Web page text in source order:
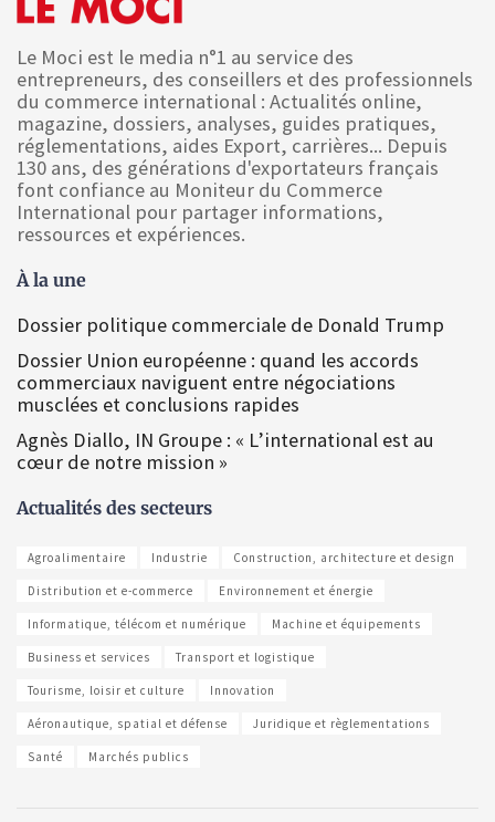
Le Moci est le media n°1 au service des
entrepreneurs, des conseillers et des professionnels
du commerce international : Actualités online,
magazine, dossiers, analyses, guides pratiques,
réglementations, aides Export, carrières... Depuis
130 ans, des générations d'exportateurs français
font confiance au Moniteur du Commerce
International pour partager informations,
ressources et expériences.
À la une
Dossier politique commerciale de Donald Trump
Dossier Union européenne : quand les accords
commerciaux naviguent entre négociations
musclées et conclusions rapides
Agnès Diallo, IN Groupe : « L’international est au
cœur de notre mission »
Actualités des secteurs
Agroalimentaire Industrie Construction, architecture et design
Distribution et e-commerce Environnement et énergie
Informatique, télécom et numérique Machine et équipements
Business et services Transport et logistique
Tourisme, loisir et culture Innovation
Aéronautique, spatial et défense Juridique et règlementations
Santé Marchés publics